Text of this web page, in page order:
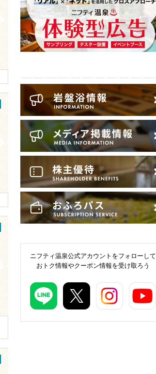
ニフティ温泉公式アカウントをフォローして
おトク情報やクーポン情報を受け取ろう